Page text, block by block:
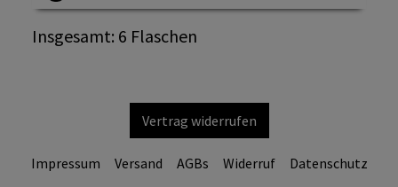
Insgesamt: 6 Flaschen
Vertrag widerrufen
Impressum Versand AGBs Widerruf
Datenschutz